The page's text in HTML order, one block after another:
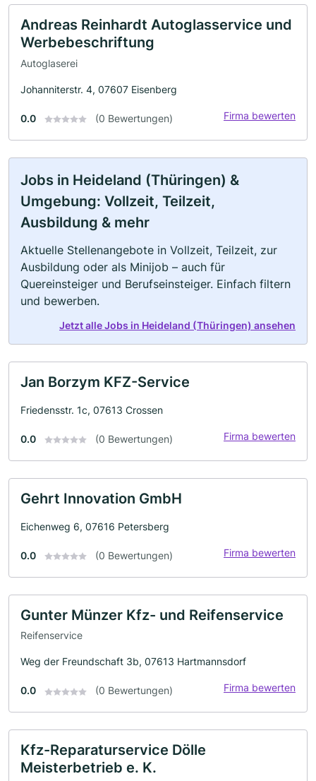
Andreas Reinhardt Autoglasservice und
Werbebeschriftung
Autoglaserei
Johanniterstr. 4, 07607 Eisenberg
0.0 (0 Bewertungen) Firma bewerten
Jobs in Heideland (Thüringen) &
Umgebung: Vollzeit, Teilzeit,
Ausbildung & mehr
Aktuelle Stellenangebote in Vollzeit, Teilzeit, zur
Ausbildung oder als Minijob – auch für
Quereinsteiger und Berufseinsteiger. Einfach filtern
und bewerben.
Jetzt alle Jobs in Heideland (Thüringen) ansehen
Jan Borzym KFZ-Service
Friedensstr. 1c, 07613 Crossen
0.0 (0 Bewertungen) Firma bewerten
Gehrt Innovation GmbH
Eichenweg 6, 07616 Petersberg
0.0 (0 Bewertungen) Firma bewerten
Gunter Münzer Kfz- und Reifenservice
Reifenservice
Weg der Freundschaft 3b, 07613 Hartmannsdorf
0.0 (0 Bewertungen) Firma bewerten
Kfz-Reparaturservice Dölle
Meisterbetrieb e. K.